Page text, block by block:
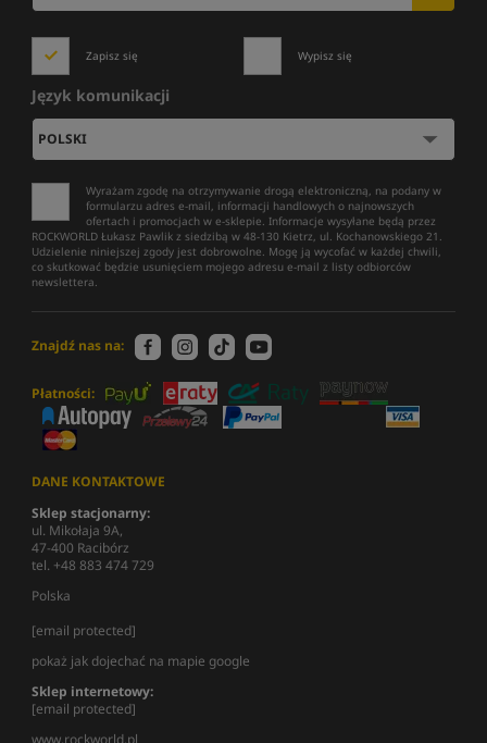
Zapisz się Wypisz się
Język komunikacji
Wyrażam zgodę na otrzymywanie drogą elektroniczną, na podany w
formularzu adres e-mail, informacji handlowych o najnowszych
ofertach i promocjach w e-sklepie. Informacje wysyłane będą przez
ROCKWORLD Łukasz Pawlik z siedzibą w 48-130 Kietrz, ul. Kochanowskiego 21.
Udzielenie niniejszej zgody jest dobrowolne. Mogę ją wycofać w każdej chwili,
co skutkować będzie usunięciem mojego adresu e-mail z listy odbiorców
newslettera.
Znajdź nas na:
Płatności:
DANE KONTAKTOWE
Sklep stacjonarny:
ul. Mikołaja 9A,
47-400 Racibórz
tel. +48 883 474 729
Polska
[email protected]
pokaż jak dojechać na mapie google
Sklep internetowy:
[email protected]
www.rockworld.pl